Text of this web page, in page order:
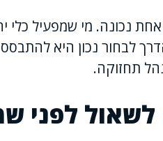
נכונה. מי שמפעיל כלי
לבחור נכון היא
תחזוקה.
לשאול לפני